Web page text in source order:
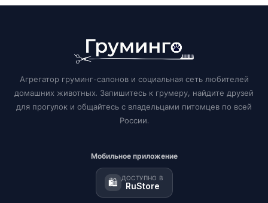
Агрегатор груминг-салонов и социальная сеть любителей
домашних животных. Запишитесь к грумеру, найдите друзей
для прогулок и общайтесь с владельцами питомцев по всей
России.
Мобильное приложение
🛍️ ДОСТУПНО В
RuStore